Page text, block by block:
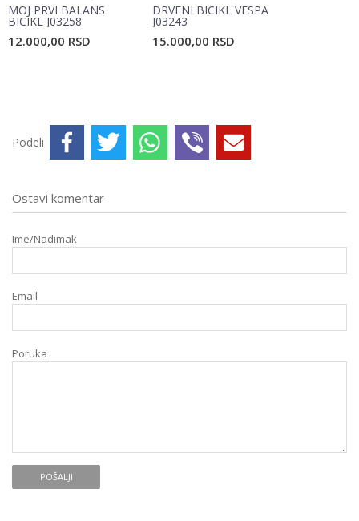
MOJ PRVI BALANS
BICIKL J03258
12.000,00 RSD
DRVENI BICIKL VESPA
J03243
15.000,00 RSD
Podeli
Ostavi komentar
Ime/Nadimak
Email
Poruka
POŠALJI